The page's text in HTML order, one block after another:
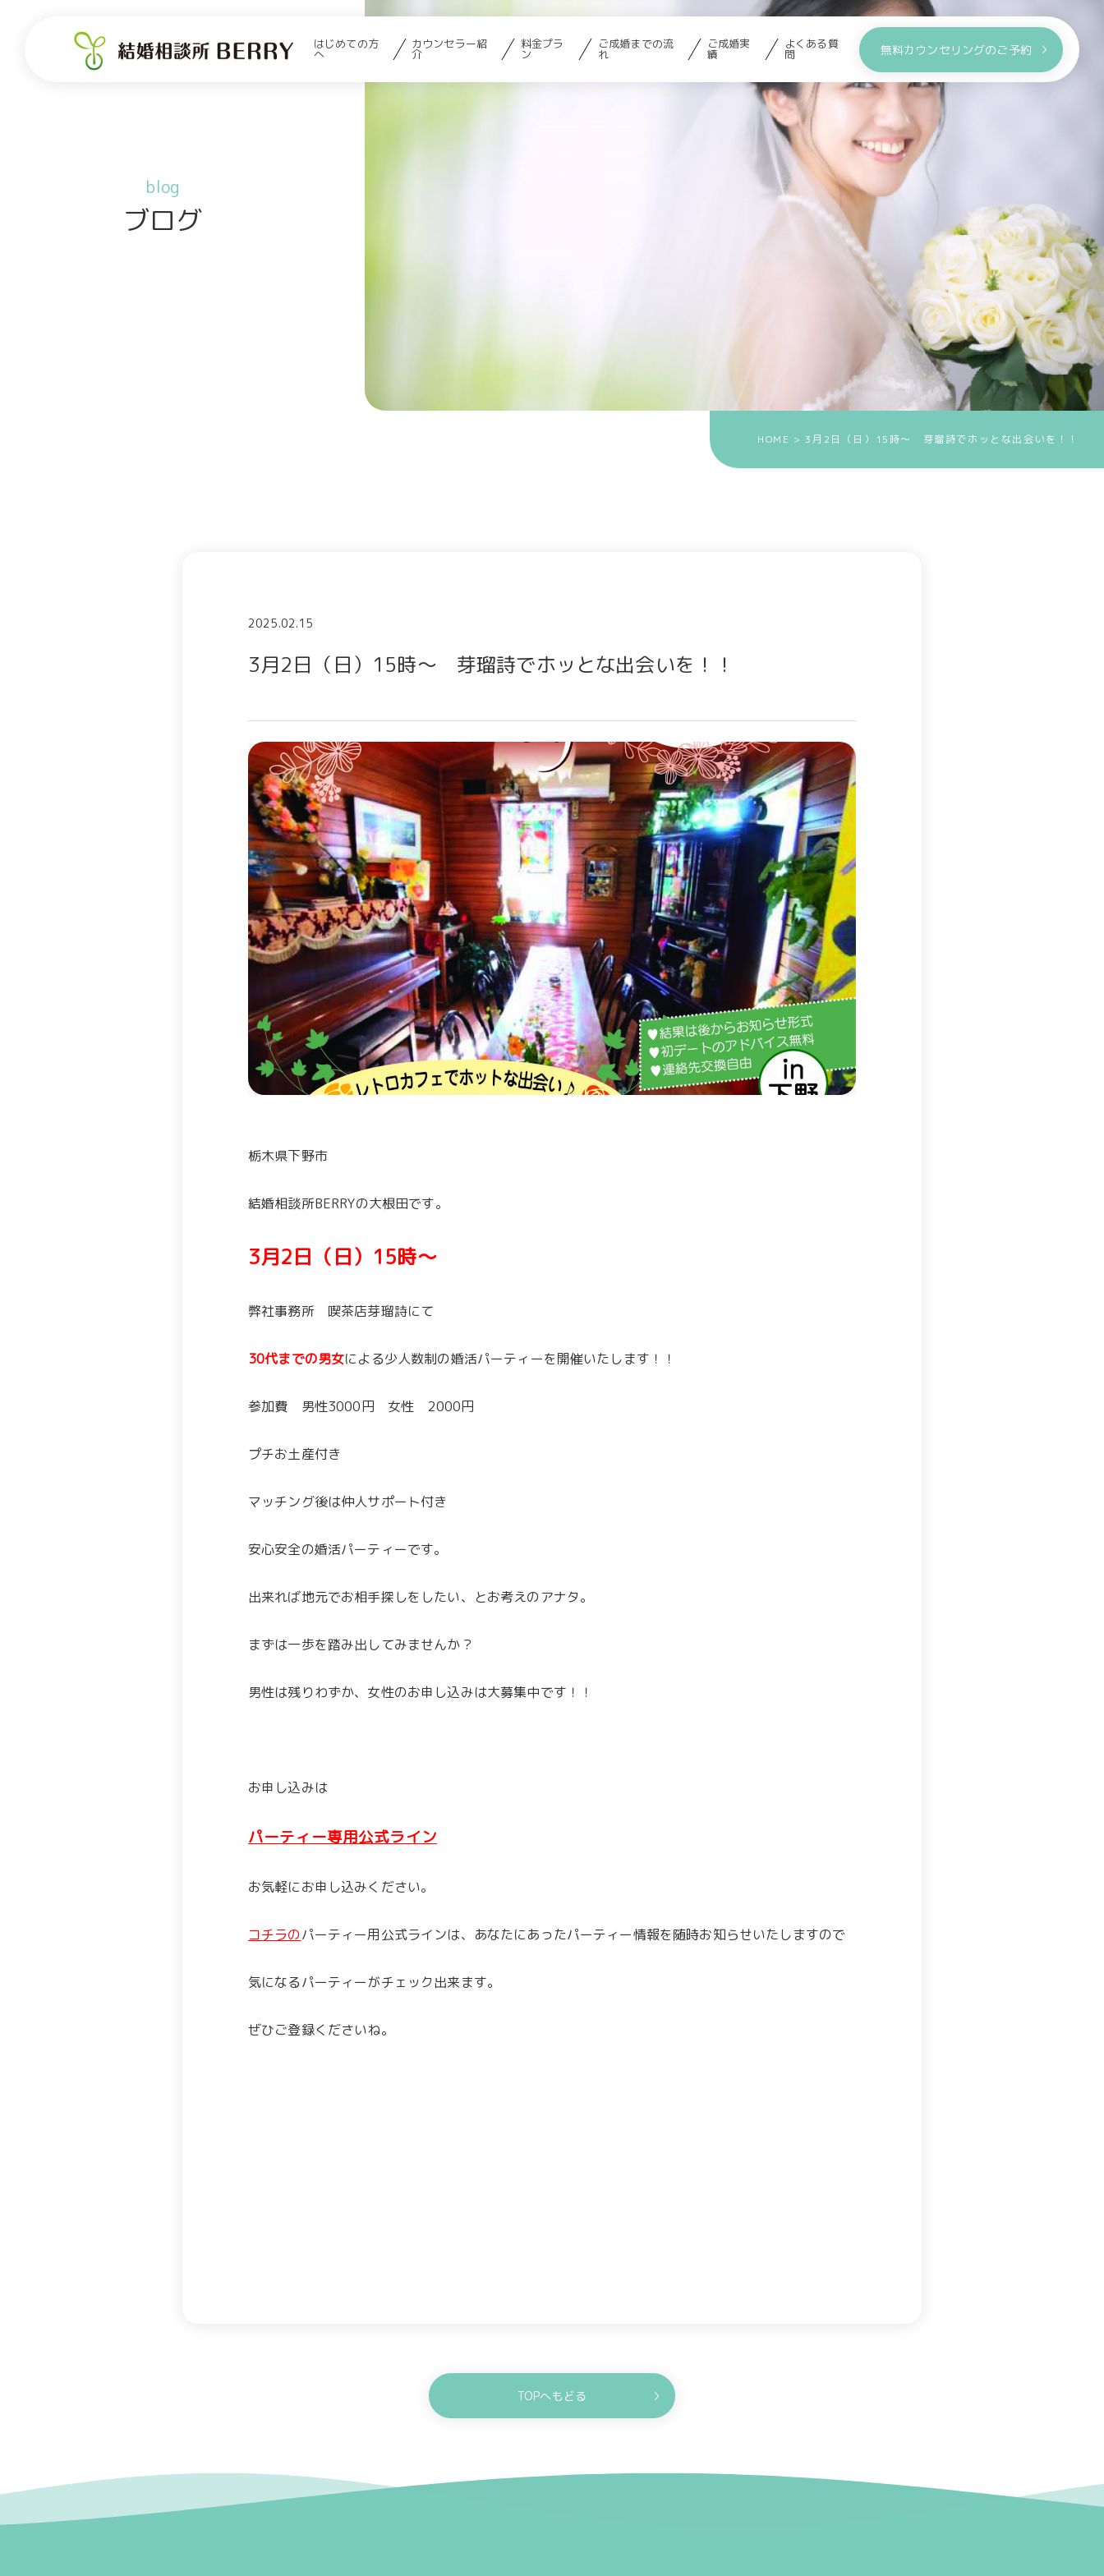
はじめての方
へ
カウンセラー紹
介
料金プラ
ン
ご成婚までの流
れ
ご成婚実
績
よくある質
問 無料カウンセリングのご予約
blog
ブログ
HOME > 3月2日（日）15時～ 芽瑠詩でホッとな出会いを！！
2025.02.15
3月2日（日）15時～ 芽瑠詩でホッとな出会いを！！
栃木県下野市
結婚相談所BERRYの大根田です。
3月2日（日）15時～
弊社事務所 喫茶店芽瑠詩にて
30代までの男女による少人数制の婚活パーティーを開催いたします！！
参加費 男性3000円 女性 2000円
プチお土産付き
マッチング後は仲人サポート付き
安心安全の婚活パーティーです。
出来れば地元でお相手探しをしたい、とお考えのアナタ。
まずは一歩を踏み出してみませんか？
男性は残りわずか、女性のお申し込みは大募集中です！！
お申し込みは
パーティー専用公式ライン
お気軽にお申し込みください。
コチラのパーティー用公式ラインは、あなたにあったパーティー情報を随時お知らせいたしますので
気になるパーティーがチェック出来ます。
ぜひご登録くださいね。
TOPへもどる